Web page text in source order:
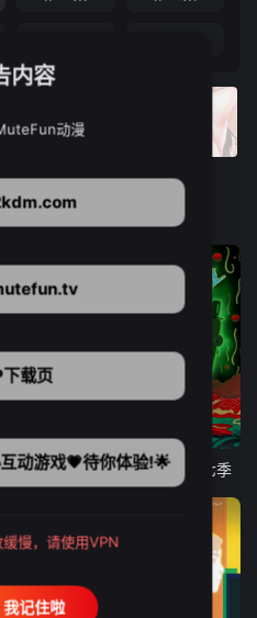
爱、死亡和机器人 第三季 瑞克和莫蒂 第七季
内容
动漫
载页
动游戏💗待你体验!🌟
慢，请使用VPN
记住啦